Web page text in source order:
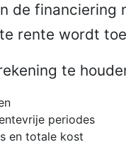
de financiering
rente wordt
te
periodes
en totale kost